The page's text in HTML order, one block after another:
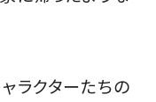
ラクターたちの